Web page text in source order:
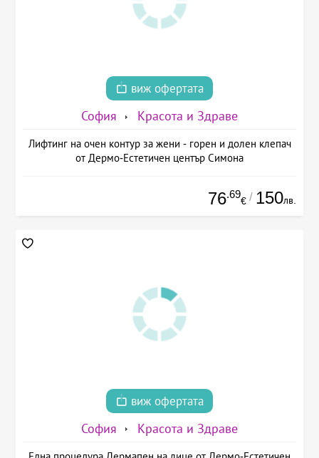
виж офертата
София Красота и Здраве
Лифтинг на очен контур за жени - горен и долен клепач
от Дермо-Естетичен център Симона
76.69
€ / 150лв.
виж офертата
София Красота и Здраве